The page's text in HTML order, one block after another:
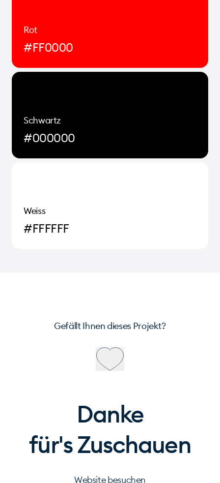
Rot
#FF0000
Schwartz
#000000
Weiss
#FFFFFF
Gefällt Ihnen dieses Projekt?
Danke
für's Zuschauen
Website besuchen